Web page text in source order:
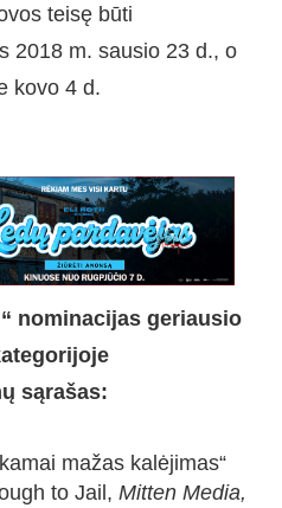
teisę būti
2018 m. sausio 23 d., o
kovo 4 d.
nominacijas geriausio
sąrašas:
mažas kalėjimas“
to Jail, Mitten Media,